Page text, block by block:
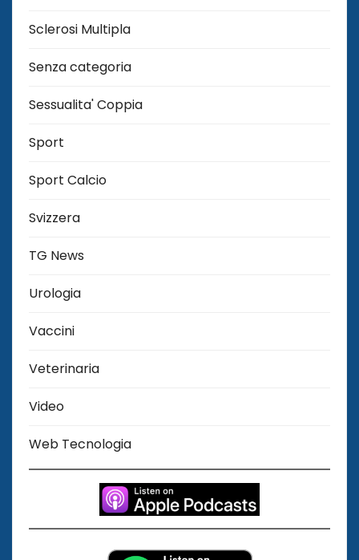
Sclerosi Multipla
Senza categoria
Sessualita' Coppia
Sport
Sport Calcio
Svizzera
TG News
Urologia
Vaccini
Veterinaria
Video
Web Tecnologia